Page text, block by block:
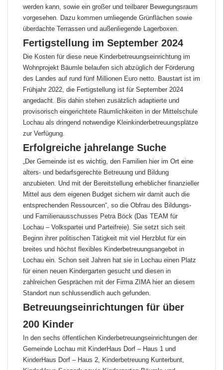
werden kann, sowie ein großer und teilbarer Bewegungsraum
vorgesehen. Dazu kommen umliegende Grünflächen sowie
überdachte Terrassen und außenliegende Lagerboxen.
Fertigstellung im September 2024
Die Kosten für diese neue Kinderbetreuungseinrichtung im
Wohnprojekt Bäumle belaufen sich abzüglich der Förderung
des Landes auf rund fünf Millionen Euro netto. Baustart ist im
Frühjahr 2022, die Fertigstellung ist für September 2024
angedacht. Bis dahin stehen zusätzlich adaptierte und
provisorisch eingerichtete Räumlichkeiten in der Mittelschule
Lochau als dringend notwendige Kleinkinderbetreuungsplätze
zur Verfügung.
Erfolgreiche jahrelange Suche
„Der Gemeinde ist es wichtig, den Familien hier im Ort eine
alters- und bedarfsgerechte Betreuung und Bildung
anzubieten. Und mit der Bereitstellung erheblicher finanzieller
Mittel aus dem eigenen Budget sichern wir damit auch die
entsprechenden Ressourcen“, so die Obfrau des Bildungs-
und Familienausschusses Petra Böck (Das TEAM für
Lochau – Volkspartei und Parteifreie). Sie setzt sich seit
Beginn ihrer politischen Tätigkeit mit viel Herzblut für ein
breites und höchst flexibles Kinderbetreuungsangebot in
Lochau ein. Schon seit Jahren hat sie in Lochau einen Platz
für einen neuen Kindergarten gesucht und diesen in
zahlreichen Gesprächen mit der Firma ZIMA hier an diesem
Standort nun schlussendlich auch gefunden.
Betreuungseinrichtungen für über
200 Kinder
In den sechs öffentlichen Kinderbetreuungseinrichtungen der
Gemeinde Lochau mit KinderHaus Dorf – Haus 1 und
KinderHaus Dorf – Haus 2, Kinderbetreuung Kunterbunt,